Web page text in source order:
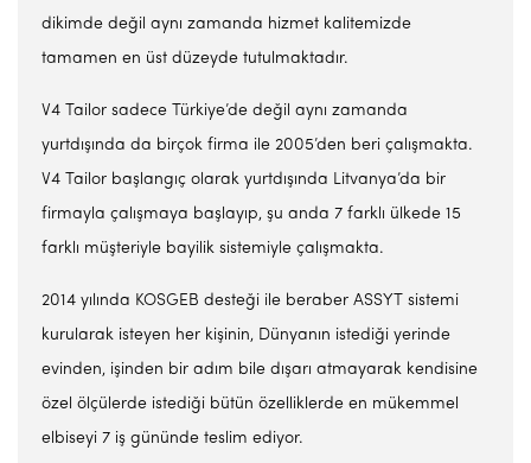
dikimde değil aynı zamanda hizmet kalitemizde
tamamen en üst düzeyde tutulmaktadır.
V4 Tailor sadece Türkiye’de değil aynı zamanda
yurtdışında da birçok firma ile 2005’den beri çalışmakta.
V4 Tailor başlangıç olarak yurtdışında Litvanya’da bir
firmayla çalışmaya başlayıp, şu anda 7 farklı ülkede 15
farklı müşteriyle bayilik sistemiyle çalışmakta.
2014 yılında KOSGEB desteği ile beraber ASSYT sistemi
kurularak isteyen her kişinin, Dünyanın istediği yerinde
evinden, işinden bir adım bile dışarı atmayarak kendisine
özel ölçülerde istediği bütün özelliklerde en mükemmel
elbiseyi 7 iş gününde teslim ediyor.